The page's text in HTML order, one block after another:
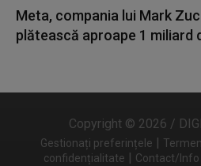
Meta, compania lui Mark
plătească aproape 1 miliard
Copyright © 2026 /
Gestionați preferințele |
confidențialitate | Contact/Info